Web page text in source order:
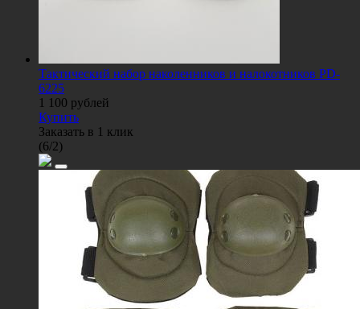
Тактический набор наколенников и налокотников PD-
6225
1 100 рублей
Купить
Заказать в 1 клик
(6/2)